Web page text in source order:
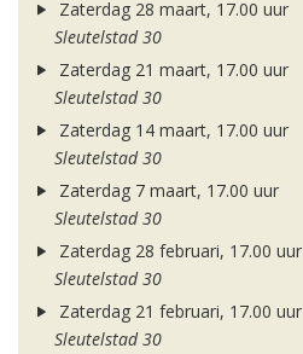
Zaterdag 28 maart, 17.00 uur
Sleutelstad 30
Zaterdag 21 maart, 17.00 uur
Sleutelstad 30
Zaterdag 14 maart, 17.00 uur
Sleutelstad 30
Zaterdag 7 maart, 17.00 uur
Sleutelstad 30
Zaterdag 28 februari, 17.00 uur
Sleutelstad 30
Zaterdag 21 februari, 17.00 uur
Sleutelstad 30